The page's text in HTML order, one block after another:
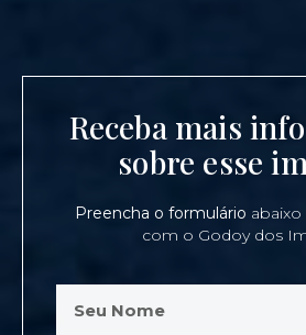
Receba mais
sobre esse
Preencha o formulário abaixo
com o Godoy dos